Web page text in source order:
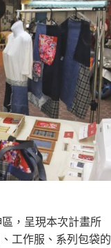
，呈現本次計畫所
工作服、系列包袋的